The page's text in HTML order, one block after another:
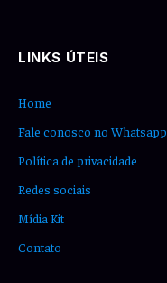
LINKS ÚTEIS
Home
Fale conosco no Whatsapp
Política de privacidade
Redes sociais
Mídia Kit
Contato